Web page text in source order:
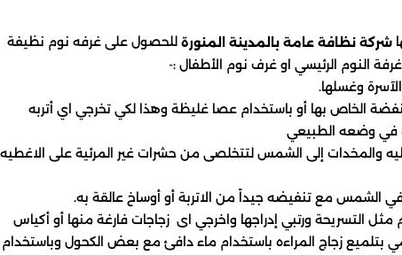
شركة نظافة عامة بالمدينة المنورة للحصول على غرفه نوم نظيفة
النوم الرئيسي او غرف نوم الأطفال :-
في وضعه الطبيعي
زجاج المراءه باستخدام ماء دافئ مع بعض الكحول وباستخدام